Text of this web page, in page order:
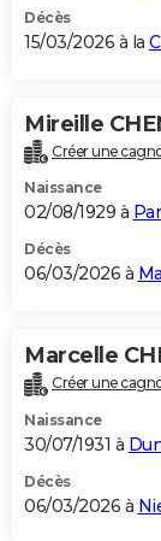
Décès
15/03/2026 à la
Mireille
Créer une
Naissance
02/08/1929 à
Décès
06/03/2026 à
Marcelle
Créer une
Naissance
30/07/1931 à
Décès
06/03/2026 à